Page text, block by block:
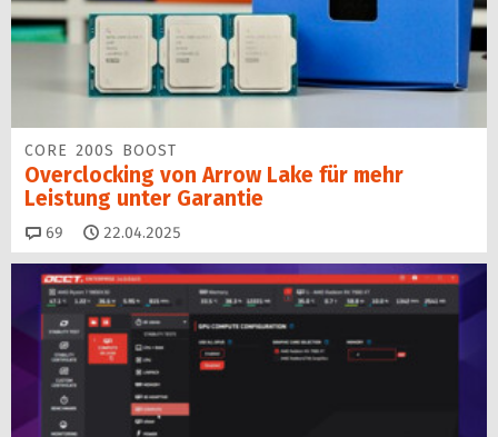
CORE 200S BOOST
Overclocking von Arrow Lake für mehr
Leistung unter Garantie
69 Kommentare
22.04.2025